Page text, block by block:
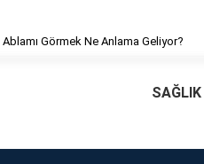
Görmek Ne Anlama Geliyor?
SAĞLIK